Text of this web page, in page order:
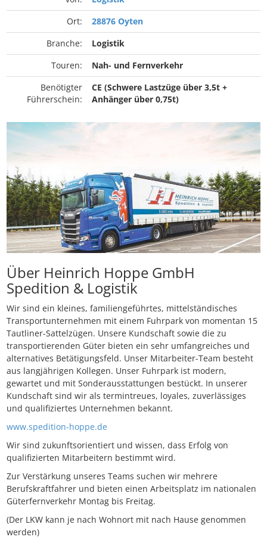
Ort:
28876 Oyten
Branche:
Logistik
Touren:
Nah- und Fernverkehr
Benötigter
Führerschein:
CE (Schwere Lastzüge über 3,5t +
Anhänger über 0,75t)
Über Heinrich Hoppe GmbH
Spedition & Logistik
Wir sind ein kleines, familiengeführtes, mittelständisches
Transportunternehmen mit einem Fuhrpark von momentan 15
Tautliner-Sattelzügen. Unsere Kundschaft sowie die zu
transportierenden Güter bieten ein sehr umfangreiches und
alternatives Betätigungsfeld. Unser Mitarbeiter-Team besteht
aus langjährigen Kollegen. Unser Fuhrpark ist modern,
gewartet und mit Sonderausstattungen bestückt. In unserer
Kundschaft sind wir als termintreues, loyales, zuverlässiges
und qualifiziertes Unternehmen bekannt.
www.spedition-hoppe.de
Wir sind zukunftsorientiert und wissen, dass Erfolg von
qualifizierten Mitarbeitern bestimmt wird.
Zur Verstärkung unseres Teams suchen wir mehrere
Berufskraftfahrer und bieten einen Arbeitsplatz im nationalen
Güterfernverkehr Montag bis Freitag.
(Der LKW kann je nach Wohnort mit nach Hause genommen
werden)